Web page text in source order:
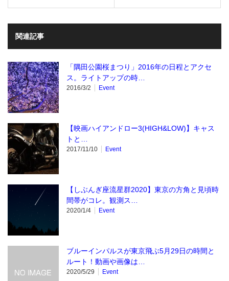
関連記事
「隅田公園桜まつり」2016年の日程とアクセ
ス。ライトアップの時…
2016/3/2 Event
【映画ハイアンドロー3(HIGH&LOW)】キャス
トと…
2017/11/10 Event
【しぶんぎ座流星群2020】東京の方角と見頃時
間帯がコレ。観測ス…
2020/1/4 Event
ブルーインパルスが東京飛ぶ5月29日の時間と
ルート！動画や画像は…
2020/5/29 Event